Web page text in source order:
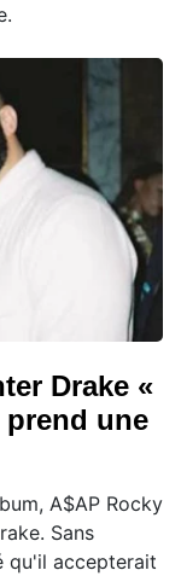
Drake «
une
A$AP Rocky
Sans
qu'il accepterait